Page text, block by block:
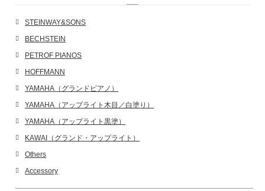
STEINWAY&SONS
BECHSTEIN
PETROF PIANOS
HOFFMANN
YAMAHA（グランドピアノ）
YAMAHA（アップライト木目／白塗り）
YAMAHA（アップライト黒塗）
KAWAI（グランド・アップライト）
Others
Accessory